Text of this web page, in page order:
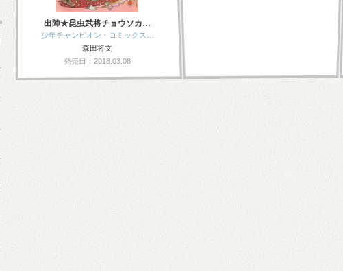
出陣★昆虫武将チョウソカ…
少年チャンピオン・コミックス…
森田将文
発売日：2018.03.08